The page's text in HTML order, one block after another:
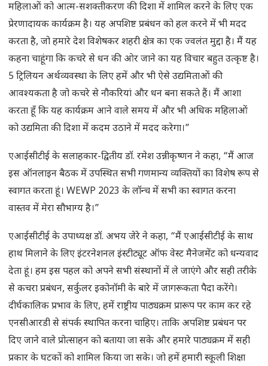
महिलाओं को आत्म-सशक्तीकरण की दिशा में शामिल करने के लिए एक
प्रेरणादायक कार्यक्रम है। यह अपशिष्ट प्रबंधन को हल करने में भी मदद
करता है, जो हमारे देश विशेषकर शहरी क्षेत्र का एक ज्वलंत मुद्दा है। मैं यह
कहना चाहूंगा कि कचरे से धन की ओर जाने का यह विचार बहुत उत्कृष्ट है।
5 ट्रिलियन अर्थव्यवस्था के लिए हमें और भी ऐसे उद्यमिताओं की
आवश्यकता है जो कचरे से नौकरियां और धन बना सकते हैं। मैं आशा
करता हूँ कि यह कार्यक्रम आने वाले समय में और भी अधिक महिलाओं
को उद्यमिता की दिशा में कदम उठाने में मदद करेगा।”
एआईसीटीई के सलाहकार-द्वितीय डॉ. रमेश उन्नीकृष्णन ने कहा, “मैं आज
इस ऑनलाइन बैठक में उपस्थित सभी गणमान्य व्यक्तियों का विशेष रूप से
स्वागत करता हूं। WEWP 2023 के लॉन्च में सभी का स्वागत करना
वास्तव में मेरा सौभाग्य है।”
एआईसीटीई के उपाध्यक्ष डॉ. अभय जेरे ने कहा, “मैं एआईसीटीई के साथ
हाथ मिलाने के लिए इंटरनेशनल इंस्टीट्यूट ऑफ वेस्ट मैनेजमेंट को धन्यवाद
देता हूं। हम इस पहल को अपने सभी संस्थानों में ले जाएंगे और सही तरीके
से कचरा प्रबंधन, सर्कुलर इकोनॉमी के बारे में जागरूकता पैदा करेंगे।
दीर्घकालिक प्रभाव के लिए, हमें राष्ट्रीय पाठ्यक्रम प्रारूप पर काम कर रहे
एनसीआरडी से संपर्क स्थापित करना चाहिए। ताकि अपशिष्ट प्रबंधन पर
दिए जाने वाले प्रोत्साहन को बताया जा सके और हमारे पाठ्यक्रम में सही
प्रकार के घटकों को शामिल किया जा सके। जो हमें हमारी स्कूली शिक्षा